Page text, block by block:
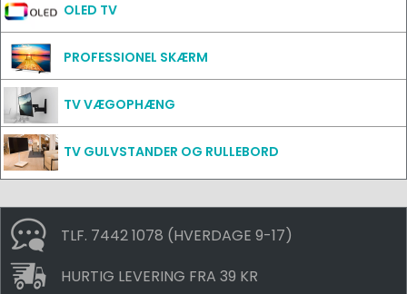
OLED TV
PROFESSIONEL SKÆRM
TV VÆGOPHÆNG
TV GULVSTANDER OG RULLEBORD
TLF. 7442 1078 (HVERDAGE 9-17)
HURTIG LEVERING FRA 39 KR